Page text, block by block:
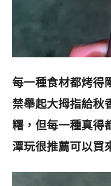
每一種食材都烤得
禁舉起大拇指給秋
糬，但每一種真得
潭玩很推薦可以買